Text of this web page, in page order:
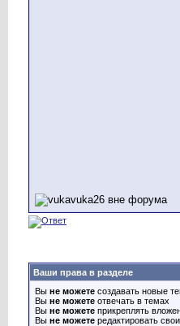
Ваши права в разделе
Вы не можете создавать новые
Вы не можете отвечать в темах
Вы не можете прикреплять
Вы не можете редактировать